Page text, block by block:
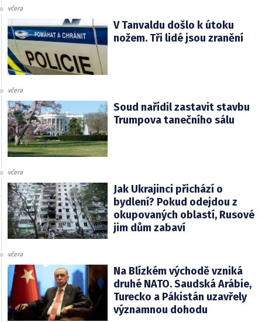
včera
V Tanvaldu došlo k útoku
nožem. Tři lidé jsou zranění
včera
Soud nařídil zastavit stavbu
Trumpova tanečního sálu
včera
Jak Ukrajinci přichází o
bydlení? Pokud odejdou z
okupovaných oblastí, Rusové
jim dům zabaví
včera
Na Blízkém východě vzniká
druhé NATO. Saudská Arábie,
Turecko a Pákistán uzavřely
významnou dohodu